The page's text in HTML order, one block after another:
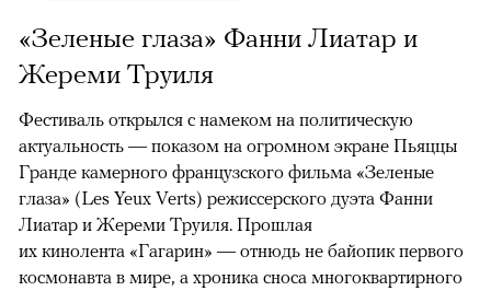
«Зеленые глаза» Фанни Лиатар и
Жереми Труиля
Фестиваль открылся с намеком на политическую
актуальность — показом на огромном экране Пьяццы
Гранде камерного французского фильма «Зеленые
глаза» (Les Yeux Verts) режиссерского дуэта Фанни
Лиатар и Жереми Труиля. Прошлая
их кинолента «Гагарин» — отнюдь не байопик первого
космонавта в мире, а хроника сноса многоквартирного